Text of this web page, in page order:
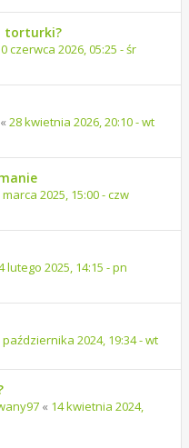
torturki?
czerwca 2026, 05:25 - śr
« 28 kwietnia 2026, 20:10 - wt
marca 2025, 15:00 - czw
lutego 2025, 14:15 - pn
października 2024, 19:34 - wt
« 14 kwietnia 2024,